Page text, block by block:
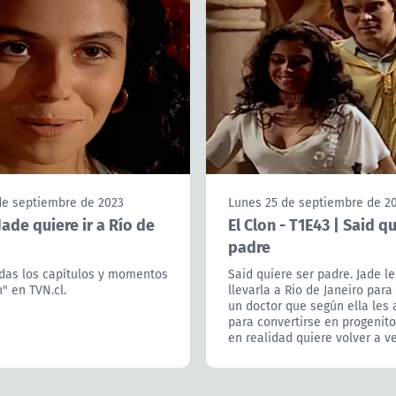
septiembre de 2023
quiere ir a Río de
los capítulos y momentos
en TVN.cl.
Lunes 25 de septiembre de
El Clon - T1E43 | Said
padre
Said quiere ser padre. Jade
llevarla a Rio de Janeiro
un doctor que según ella les
para convertirse en
en realidad quiere volver a